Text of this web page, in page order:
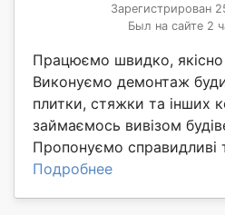
Зарегистрирован
Был на сайте 2
Працюємо швидко, якісно
Виконуємо демонтаж
плитки, стяжки та інших
займаємось вивізом
Пропонуємо справидливі
Подробнее